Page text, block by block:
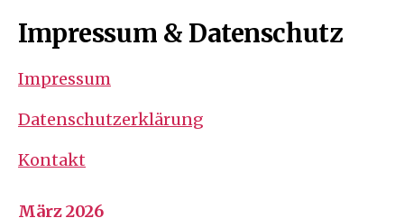
Impressum & Datenschutz
Impressum
Datenschutzerklärung
Kontakt
März 2026